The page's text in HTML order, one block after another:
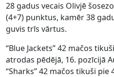
28 gadus vecais Olivjē
(4+7) punktus, kamēr 38
guvis trīs vārtus.
“Blue Jackets” 42 mačos
atrodas pēdējā, 16. pozīcijā
“Sharks” 42 mačos tikuši